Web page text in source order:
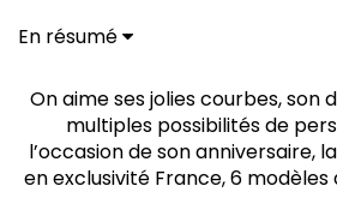
En résumé
On aime ses jolies courbes, son
multiples possibilités de
l’occasion de son anniversaire,
en exclusivité France, 6